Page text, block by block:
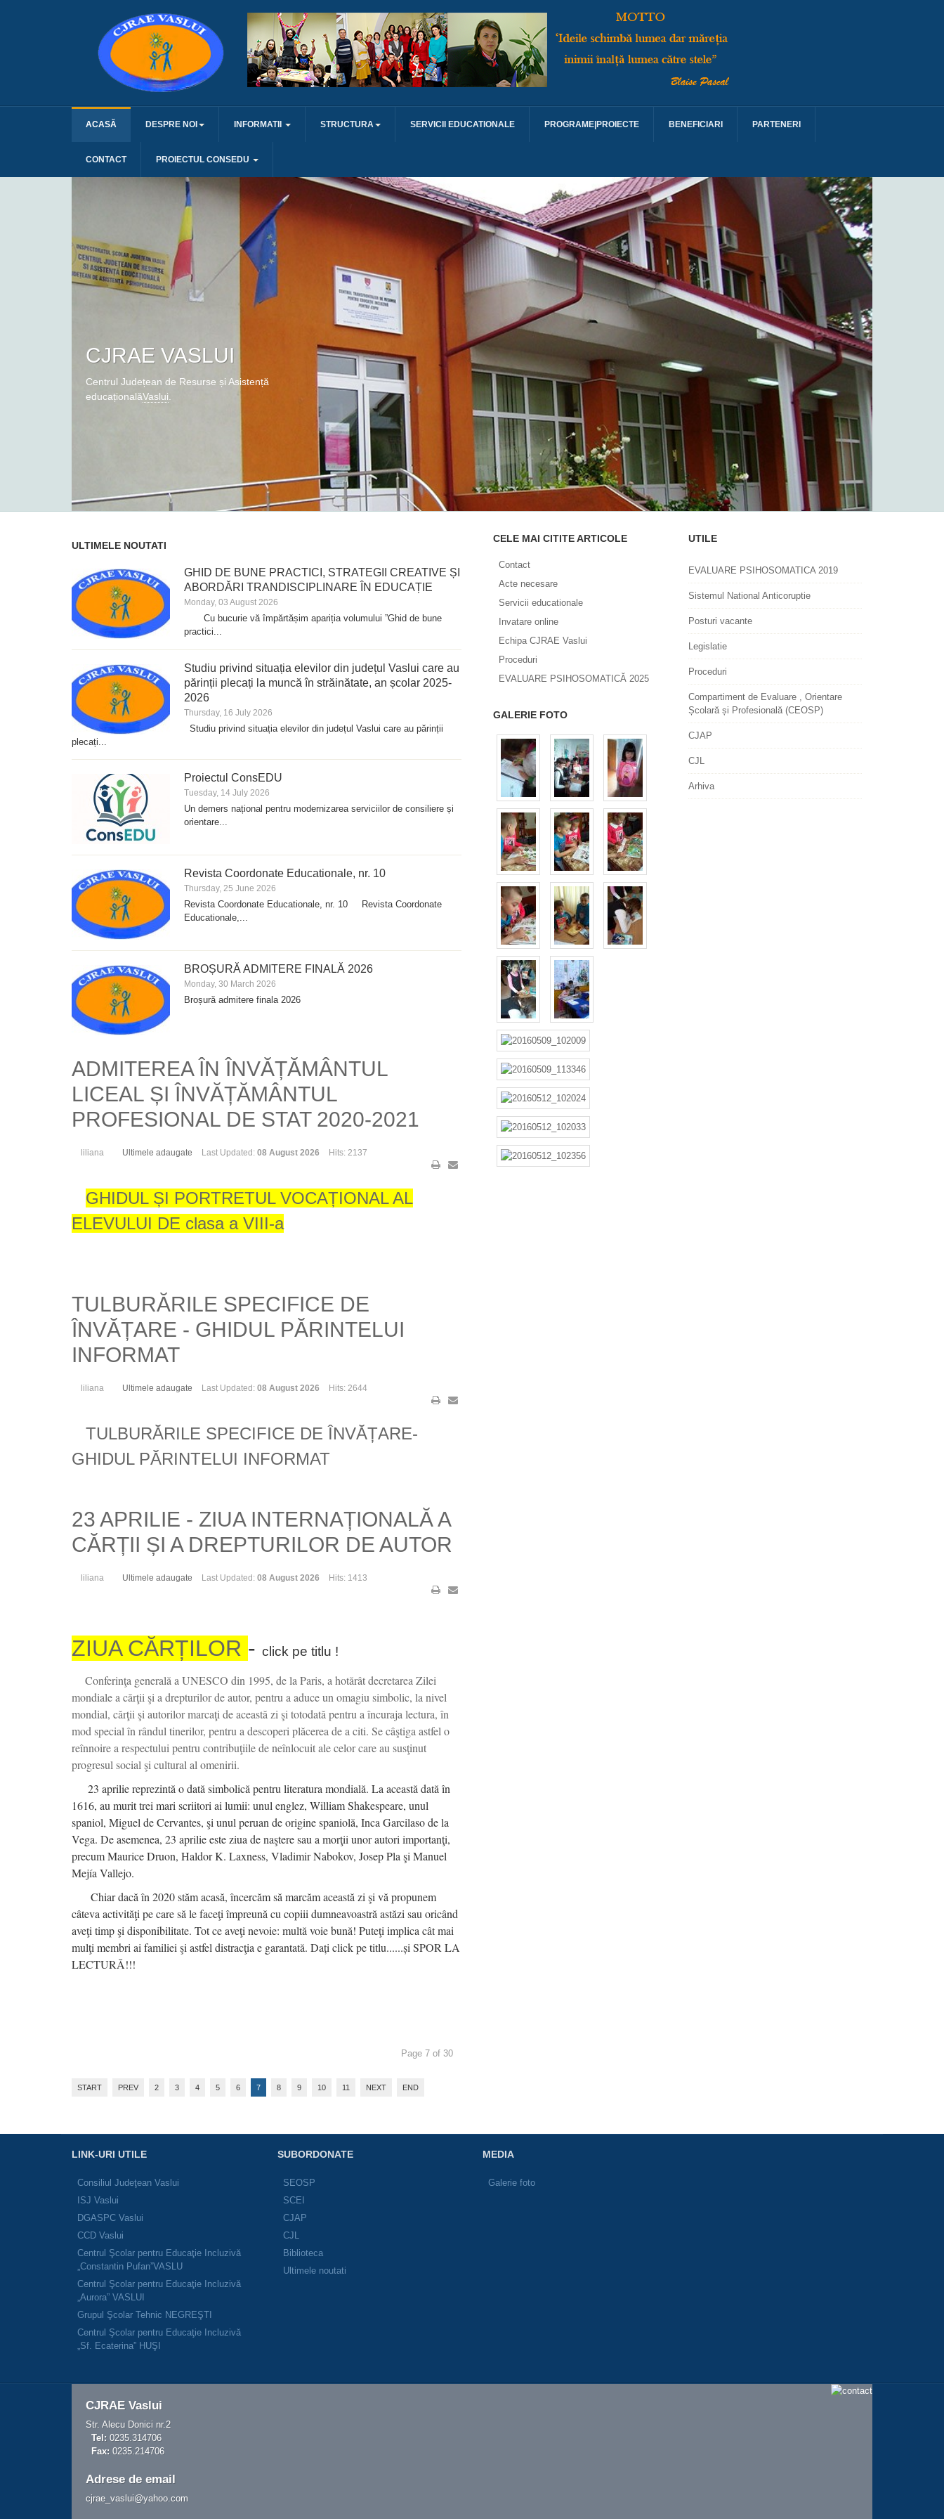
ACASĂ DESPRE NOI INFORMATII STRUCTURA SERVICII EDUCATIONALE PROGRAME|PROIECTE BENEFICIARI PARTENERI
CONTACT PROIECTUL CONSEDU
CJRAE VASLUI
Centrul Județean de Resurse și Asistență
educaționalăVaslui
ULTIMELE NOUTATI
GHID DE BUNE PRACTICI, STRATEGII CREATIVE ȘI
ABORDĂRI TRANDISCIPLINARE ÎN EDUCAȚIE
Monday, 03 August 2026
Cu bucurie vă împărtășim apariția volumului ”Ghid de bune
practici...
Studiu privind situația elevilor din județul Vaslui care au
părinții plecați la muncă în străinătate, an școlar 2025-
2026
Thursday, 16 July 2026
Studiu privind situația elevilor din județul Vaslui care au părinții
plecați...
Proiectul ConsEDU
Tuesday, 14 July 2026
Un demers național pentru modernizarea serviciilor de consiliere și
orientare...
Revista Coordonate Educationale, nr. 10
Thursday, 25 June 2026
Revista Coordonate Educationale, nr. 10 Revista Coordonate
Educationale,...
BROȘURĂ ADMITERE FINALĂ 2026
Monday, 30 March 2026
Broșură admitere finala 2026
ADMITEREA ÎN ÎNVĂȚĂMÂNTUL
LICEAL ȘI ÎNVĂȚĂMÂNTUL
PROFESIONAL DE STAT 2020-2021
liliana Ultimele adaugate Last Updated: 08 August 2026 Hits: 2137
GHIDUL ȘI PORTRETUL VOCAȚIONAL AL
ELEVULUI DE clasa a VIII-a
TULBURĂRILE SPECIFICE DE
ÎNVĂȚARE - GHIDUL PĂRINTELUI
INFORMAT
liliana Ultimele adaugate Last Updated: 08 August 2026 Hits: 2644
TULBURĂRILE SPECIFICE DE ÎNVĂȚARE-
GHIDUL PĂRINTELUI INFORMAT
23 APRILIE - ZIUA INTERNAȚIONALĂ A
CĂRȚII ȘI A DREPTURILOR DE AUTOR
liliana Ultimele adaugate Last Updated: 08 August 2026 Hits: 1413
ZIUA CĂRȚILOR - click pe titlu !
Conferinţa generală a UNESCO din 1995, de la Paris, a hotărât decretarea Zilei
mondiale a cărţii şi a drepturilor de autor, pentru a aduce un omagiu simbolic, la nivel
mondial, cărţii şi autorilor marcaţi de această zi şi totodată pentru a încuraja lectura, în
mod special în rândul tinerilor, pentru a descoperi plăcerea de a citi. Se câştiga astfel o
reînnoire a respectului pentru contribuţiile de neînlocuit ale celor care au susţinut
progresul social şi cultural al omenirii.
23 aprilie reprezintă o dată simbolică pentru literatura mondială. La această dată în
1616, au murit trei mari scriitori ai lumii: unul englez, William Shakespeare, unul
spaniol, Miguel de Cervantes, şi unul peruan de origine spaniolă, Inca Garcilaso de la
Vega. De asemenea, 23 aprilie este ziua de naştere sau a morţii unor autori importanţi,
precum Maurice Druon, Haldor K. Laxness, Vladimir Nabokov, Josep Pla şi Manuel
Mejía Vallejo.
Chiar dacă în 2020 stăm acasă, încercăm să marcăm această zi şi vă propunem
câteva activităţi pe care să le faceţi împreună cu copiii dumneavoastră astăzi sau oricând
aveţi timp şi disponibilitate. Tot ce aveţi nevoie: multă voie bună! Puteţi implica cât mai
mulţi membri ai familiei şi astfel distracţia e garantată. Dați click pe titlu......și SPOR LA
LECTURĂ!!!
Page 7 of 30
START PREV 2 3 4 5 6 7 8 9 10 11 NEXT END
CELE MAI CITITE ARTICOLE
Contact
Acte necesare
Servicii educationale
Invatare online
Echipa CJRAE Vaslui
Proceduri
EVALUARE PSIHOSOMATICĂ 2025
GALERIE FOTO
UTILE
EVALUARE PSIHOSOMATICA 2019
Sistemul National Anticoruptie
Posturi vacante
Legislatie
Proceduri
Compartiment de Evaluare , Orientare
Școlară și Profesională (CEOSP)
CJAP
CJL
Arhiva
LINK-URI UTILE
Consiliul Judeţean Vaslui
ISJ Vaslui
DGASPC Vaslui
CCD Vaslui
Centrul Şcolar pentru Educaţie Incluzivă
„Constantin Pufan”VASLU
Centrul Şcolar pentru Educaţie Incluzivă
„Aurora” VASLUI
Grupul Şcolar Tehnic NEGREŞTI
Centrul Şcolar pentru Educaţie Incluzivă
„Sf. Ecaterina” HUŞI
SUBORDONATE
SEOSP
SCEI
CJAP
CJL
Biblioteca
Ultimele noutati
MEDIA
Galerie foto
CJRAE Vaslui
Str. Alecu Donici nr.2
Tel: 0235.314706
Fax: 0235.214706
Adrese de email
cjrae_vaslui@yahoo.com